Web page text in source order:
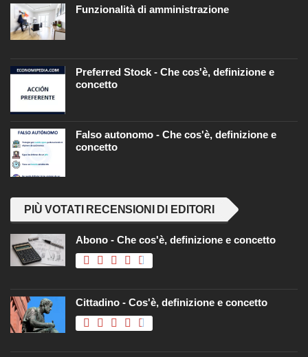
Funzionalità di amministrazione
Preferred Stock - Che cos'è, definizione e
concetto
Falso autonomo - Che cos'è, definizione e
concetto
PIÙ VOTATI RECENSIONI DI EDITORI
Abono - Che cos'è, definizione e concetto
Cittadino - Cos'è, definizione e concetto